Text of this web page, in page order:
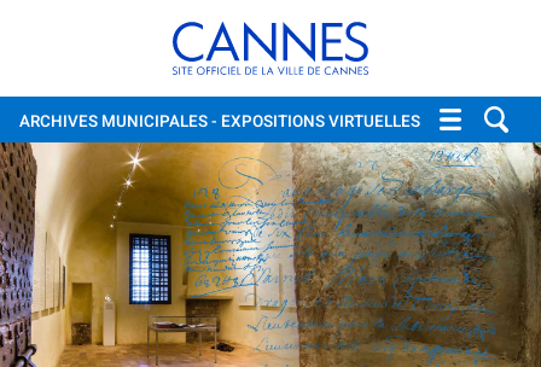
Cannes, site officiel de la
ARCHIVES MUNICIPALES- EXPOSITIONS VIRTUELLES